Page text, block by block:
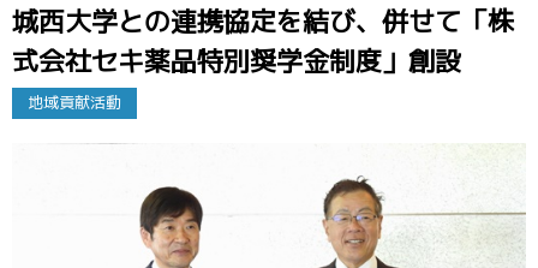
城西大学との連携協定を結び、併せて「株
式会社セキ薬品特別奨学金制度」創設
地域貢献活動